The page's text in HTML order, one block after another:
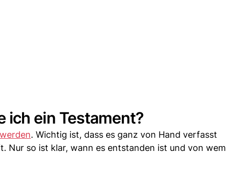
ich ein Testament?
. Wichtig ist, dass es ganz von Hand verfasst
Nur so ist klar, wann es entstanden ist und von wem